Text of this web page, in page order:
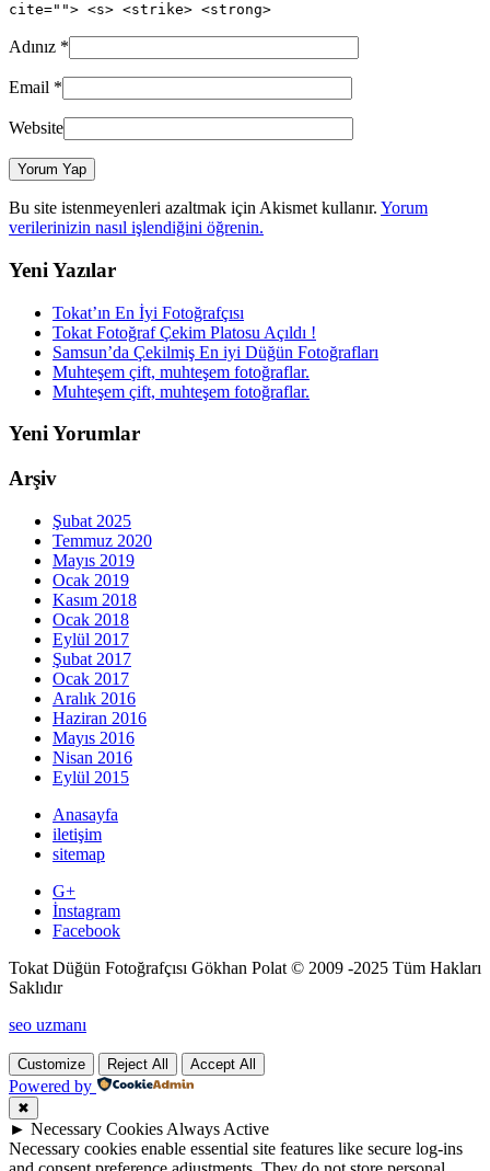
cite=""> <s> <strike> <strong>
Adınız *
Email *
Website
Bu site istenmeyenleri azaltmak için Akismet kullanır. Yorum
verilerinizin nasıl işlendiğini öğrenin.
Yeni Yazılar
Tokat’ın En İyi Fotoğrafçısı
Tokat Fotoğraf Çekim Platosu Açıldı !
Samsun’da Çekilmiş En iyi Düğün Fotoğrafları
Muhteşem çift, muhteşem fotoğraflar.
Muhteşem çift, muhteşem fotoğraflar.
Yeni Yorumlar
Arşiv
Şubat 2025
Temmuz 2020
Mayıs 2019
Ocak 2019
Kasım 2018
Ocak 2018
Eylül 2017
Şubat 2017
Ocak 2017
Aralık 2016
Haziran 2016
Mayıs 2016
Nisan 2016
Eylül 2015
Anasayfa
iletişim
sitemap
G+
İnstagram
Facebook
Tokat Düğün Fotoğrafçısı Gökhan Polat © 2009 -2025 Tüm Hakları
Saklıdır
seo uzmanı
Customize Reject All Accept All
Powered by
✖
► Necessary Cookies Always Active
Necessary cookies enable essential site features like secure log-ins